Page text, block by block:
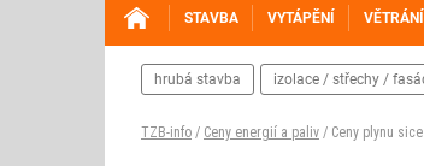
STAVBA VYTÁPĚNÍ
hrubá stavba izolace / střechy /
TZB-info / Ceny energií a paliv / Ceny plynu